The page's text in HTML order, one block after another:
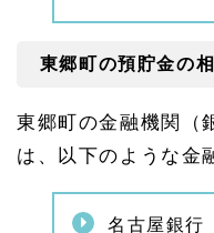
1.
東郷
町の
相続
気軽
東郷町の預貯金の
東郷町の金融機関（
は、以下のような金
名古屋銀